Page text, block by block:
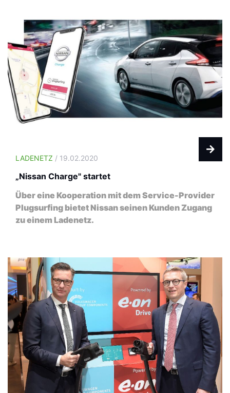
LADENETZ / 19.02.2020
„Nissan Charge" startet
Über eine Kooperation mit dem Service-Provider
Plugsurfing bietet Nissan seinen Kunden Zugang
zu einem Ladenetz.